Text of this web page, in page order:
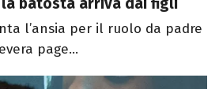
l’ansia per il ruolo da padre
page...